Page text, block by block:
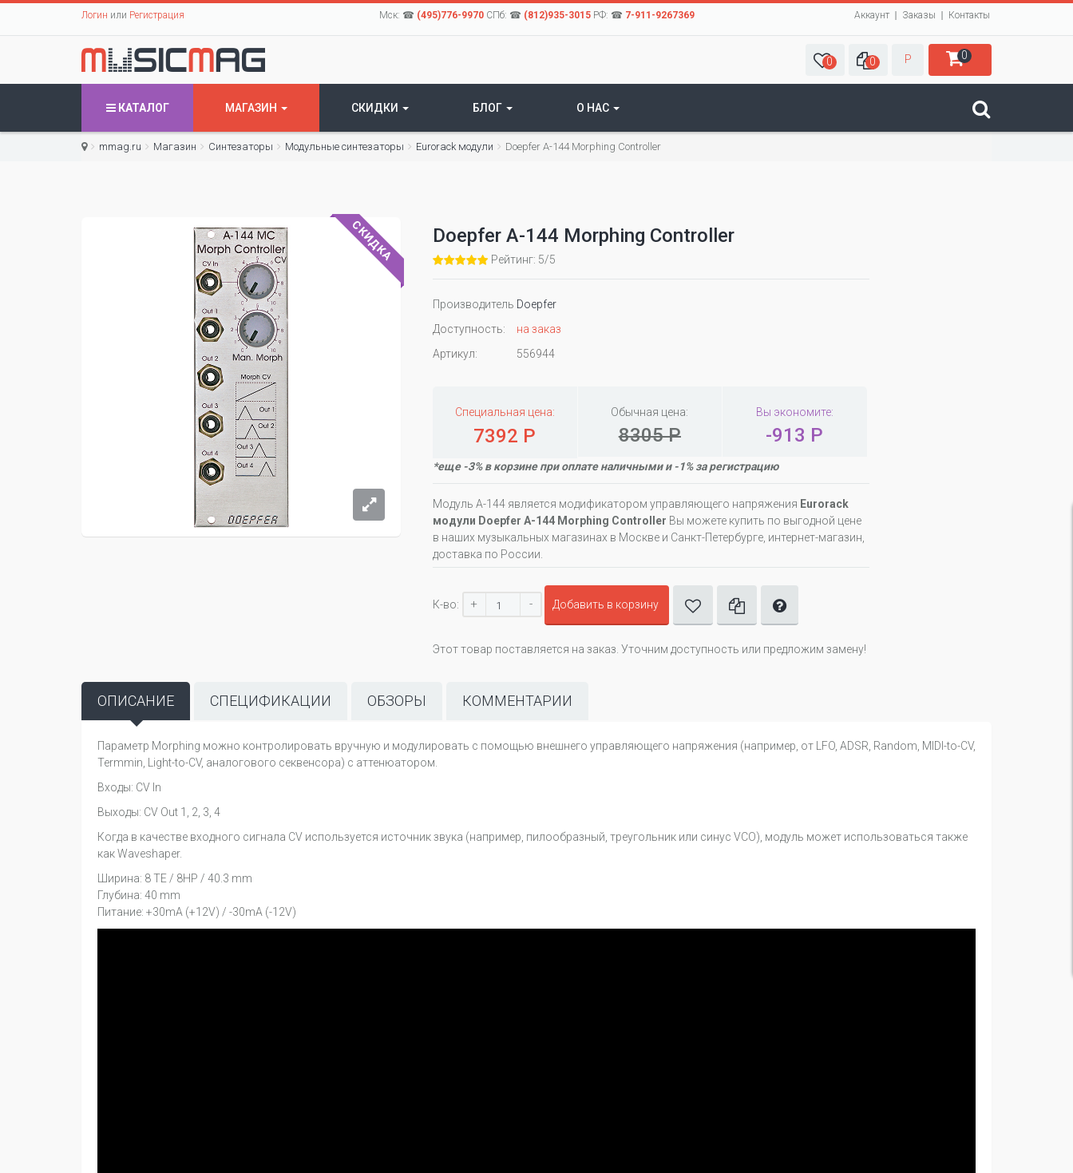
Логин или Регистрация Мск: ☎ (495)776-9970СПб: ☎ (812)935-3015РФ: ☎ 7-911-9267369 Аккаунт Заказы Контакты
0 0 Р 0
КАТАЛОГ МАГАЗИН СКИДКИ БЛОГ О НАС
mmag.ru Магазин Синтезаторы Модульные синтезаторы Eurorack модули Doepfer A-144 Morphing Controller
СКИДКА Doepfer A-144 Morphing Controller
Рейтинг: 5/5
Производитель Doepfer
Доступность:
на заказ
Артикул:
556944
Специальная цена:
7392 Р
Обычная цена:
8305 Р
Вы экономите:
-913 Р
*еще -3% в корзине при оплате наличными и -1% за регистрацию
Модуль А-144 является модификатором управляющего напряжения Eurorack
модули Doepfer A-144 Morphing Controller Вы можете купить по выгодной цене
в наших музыкальных магазинах в Москве и Санкт-Петербурге, интернет-магазин,
доставка по России.
К-во: + - Добавить в корзину
Этот товар поставляется на заказ. Уточним доступность или предложим замену!
ОПИСАНИЕ СПЕЦИФИКАЦИИ ОБЗОРЫ КОММЕНТАРИИ
Параметр Morphing можно контролировать вручную и модулировать с помощью внешнего управляющего напряжения (например, от LFO, ADSR, Random, MIDI-to-CV,
Termmin, Light-to-CV, аналогового секвенсора) с аттенюатором.
Входы: CV In
Выходы: CV Out 1, 2, 3, 4
Когда в качестве входного сигнала CV используется источник звука (например, пилообразный, треугольник или синус VCO), модуль может использоваться также
как Waveshaper.
Ширина: 8 TE / 8HP / 40.3 mm
Глубина: 40 mm
Питание: +30mA (+12V) / -30mA (-12V)